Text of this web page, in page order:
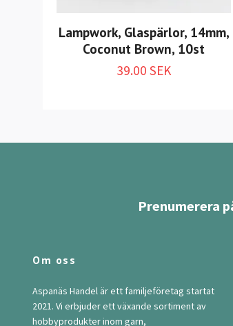
Lampwork, Glaspärlor, 14mm,
Coconut Brown, 10st
39.00 SEK
Prenumerera
Om oss
Aspanäs Handel är ett familjeföretag startat
2021. Vi erbjuder ett växande sortiment av
hobbyprodukter inom garn,